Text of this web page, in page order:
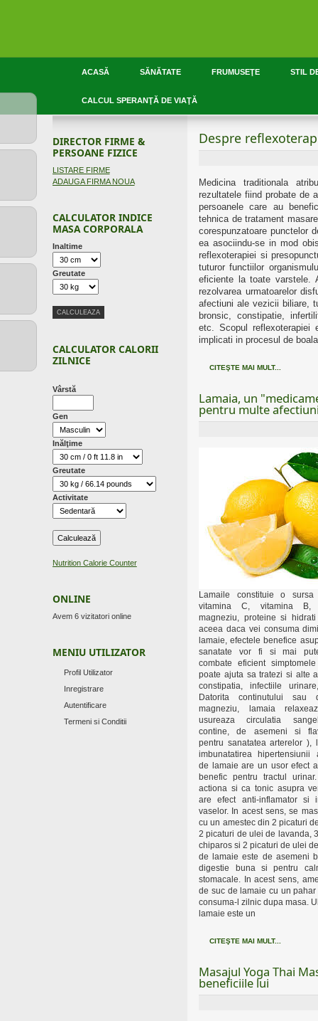
ACASĂ SĂNĂTATE FRUMUSEŢE STIL
CALCUL SPERANŢĂ DE VIAŢĂ
Despre
Medicina traditionala
rezultatele fiind probate de
persoanele care au
tehnica de tratament
corespunzatoare punctelor
ea asociindu-se in mod
reflexoterapiei si
tuturor functiilor
eficiente la toate varstele.
rezolvarea urmatoarelor
afectiuni ale vezicii biliare,
bronsic, constipatie,
etc. Scopul
implicati in procesul de
CITEŞTE MAI MULT...
Lamaia, un
pentru multe
Lamaile constituie o sursa
vitamina C, vitamina B,
magneziu, proteine si
aceea daca vei consuma
lamaie, efectele benefice
sanatate vor fi si mai
combate eficient
poate ajuta sa tratezi si alte
constipatia, infectiile
Datorita continutului
magneziu, lamaia
usureaza circulatia
contine, de asemeni si
pentru sanatatea arterelor ),
imbunatatirea hipertensiunii
de lamaie are un usor efect
benefic pentru tractul
actiona si ca tonic asupra
are efect anti-inflamator si
vaselor. In acest sens, se
cu un amestec din 2 picaturi
2 picaturi de ulei de lavanda,
chiparos si 2 picaturi de ulei
de lamaie este de asemeni
digestie buna si pentru
stomacale. In acest sens,
de suc de lamaie cu un
consuma-l zilnic dupa masa.
lamaie este un
CITEŞTE MAI MULT...
Masajul Yoga Thai
beneficiile lui
DIRECTOR FIRME &
PERSOANE FIZICE
LISTARE FIRME
ADAUGA FIRMA NOUA
CALCULATOR INDICE
MASA CORPORALA
Inaltime
Greutate
CALCULATOR CALORII
ZILNICE
Vârstă
Gen
Inălţime
Greutate
Activitate
Nutrition Calorie Counter
ONLINE
Avem 6 vizitatori online
MENIU UTILIZATOR
Profil Utilizator
Inregistrare
Autentificare
Termeni si Conditii